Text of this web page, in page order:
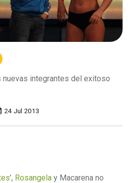
nuevas integrantes del exitoso
24 Jul 2013
’, Rosangela y Macarena no